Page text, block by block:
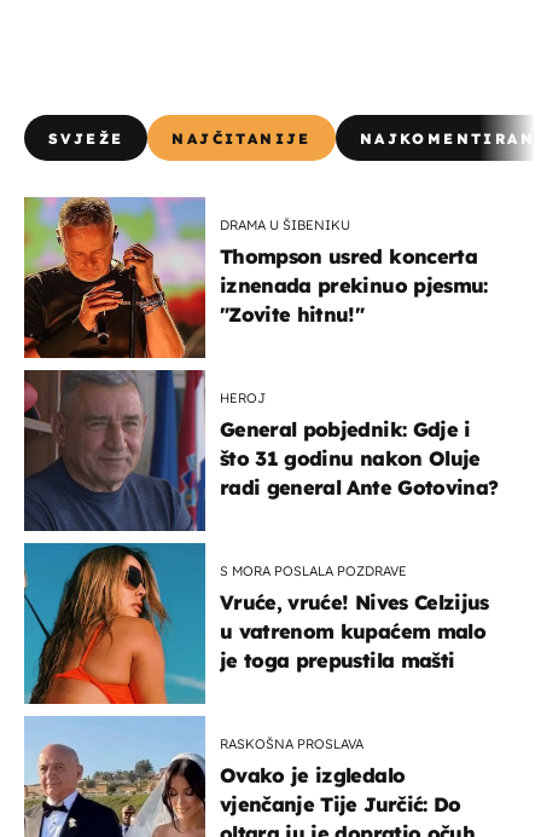
SVJEŽE NAJČITANIJE
DRAMA U ŠIBENIKU
Thompson usred koncerta
iznenada prekinuo pjesmu:
"Zovite hitnu!"
HEROJ
General pobjednik: Gdje i
što 31 godinu nakon Oluje
radi general Ante Gotovina?
S MORA POSLALA POZDRAVE
Vruće, vruće! Nives Celzijus
u vatrenom kupaćem malo
je toga prepustila mašti
RASKOŠNA PROSLAVA
Ovako je izgledalo
vjenčanje Tije Jurčić: Do